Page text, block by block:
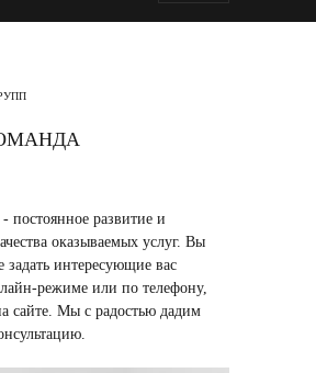
- постоянное развитие и
оказываемых услуг. Вы
задать интересующие вас
режиме или по телефону,
сайте. Мы с радостью дадим